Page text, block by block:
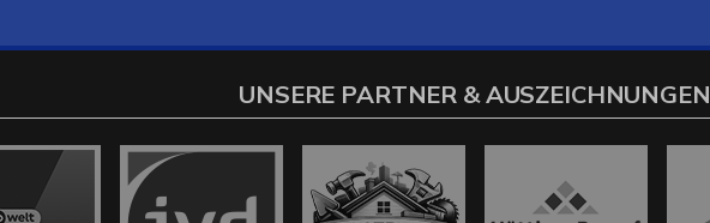
UNSERE PARTNER & AUSZEICHNUNGEN